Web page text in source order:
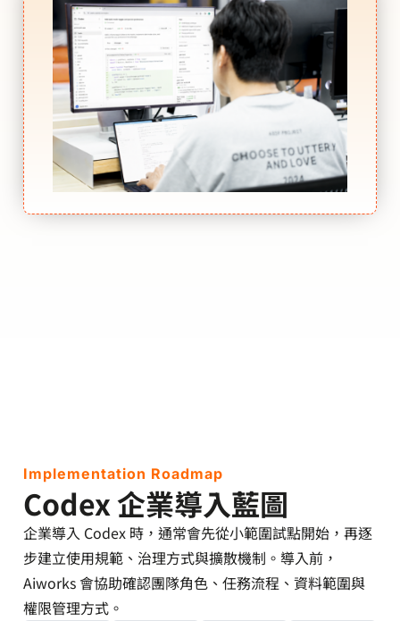
Implementation Roadmap
Codex 企業導入藍圖
企業導入 Codex 時，通常會先從小範圍試點開始，再逐
步建立使用規範、治理方式與擴散機制。導入前，
Aiworks 會協助確認團隊角色、任務流程、資料範圍與
權限管理方式。